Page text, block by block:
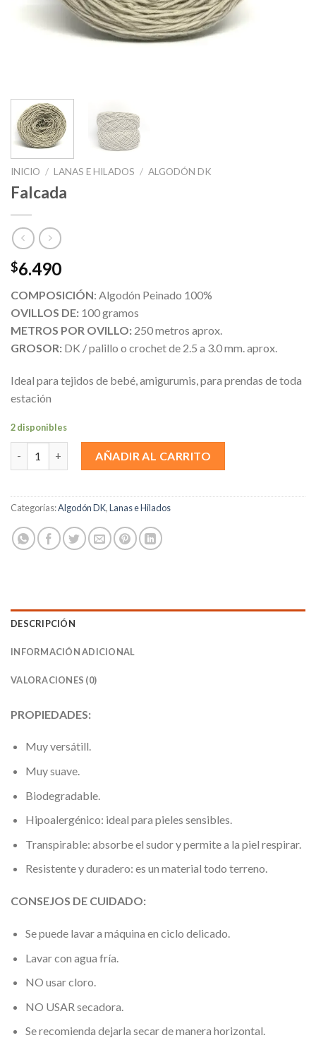
INICIO / LANAS E HILADOS / ALGODÓN DK
Falcada
$6.490
COMPOSICIÓN: Algodón Peinado 100%
OVILLOS DE: 100 gramos
METROS POR OVILLO: 250 metros aprox.
GROSOR: DK / palillo o crochet de 2.5 a 3.0 mm. aprox.
Ideal para tejidos de bebé, amigurumis, para prendas de toda
estación
2 disponibles
AÑADIR AL CARRITO
Categorías:Algodón DK,Lanas e Hilados
DESCRIPCIÓN
INFORMACIÓN ADICIONAL
VALORACIONES (0)
PROPIEDADES:
Muy versátill.
Muy suave.
Biodegradable.
Hipoalergénico: ideal para pieles sensibles.
Transpirable: absorbe el sudor y permite a la piel respirar.
Resistente y duradero: es un material todo terreno.
CONSEJOS DE CUIDADO:
Se puede lavar a máquina en ciclo delicado.
Lavar con agua fría.
NO usar cloro.
NO USAR secadora.
Se recomienda dejarla secar de manera horizontal.